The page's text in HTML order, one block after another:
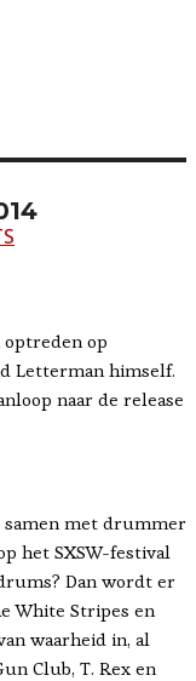
optreden op
Letterman himself.
naar de release
samen met drummer
het SXSW-festival
Dan wordt er
White Stripes en
waarheid in, al
Club, T. Rex en